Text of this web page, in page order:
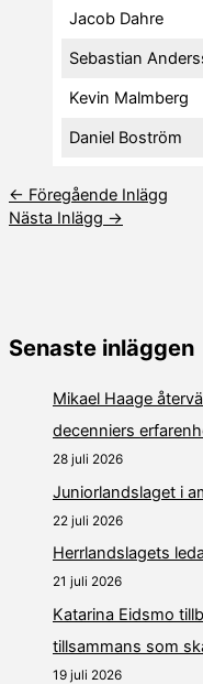
Jacob Dahre
Sebastian
Kevin Malmberg
Daniel Boström
← Föregående Inlägg
Nästa Inlägg →
Senaste inläggen
Mikael Haage
decenniers
28 juli 2026
Juniorlandslaget i
22 juli 2026
Herrlandslagets
21 juli 2026
Katarina Eidsmo
tillsammans som
19 juli 2026